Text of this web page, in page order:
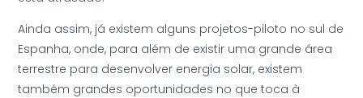
Ainda assim, já existem alguns projetos-piloto no sul de
Espanha, onde, para além de existir uma grande área
terrestre para desenvolver energia solar, existem
também grandes oportunidades no que toca à